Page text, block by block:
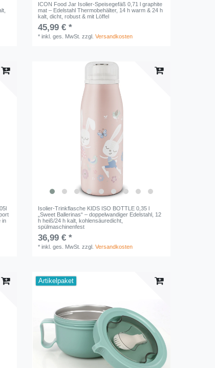
ICON Food Jar Isolier-Speisegefäß 0,71 l graphite
mat – Edelstahl Thermobehälter, 14 h warm & 24 h
kalt, dicht, robust & mit Löffel
45,99 € *
*inkl. ges. MwSt. zzgl.Versandkosten
in
Isolier-Trinkflasche KIDS ISO BOTTLE 0,35 l
„Sweet Ballerinas“ – doppelwandiger Edelstahl, 12
h heiß/24 h kalt, kohlensäuredicht,
spülmaschinenfest
36,99 € *
*inkl. ges. MwSt. zzgl.Versandkosten
Artikelpaket